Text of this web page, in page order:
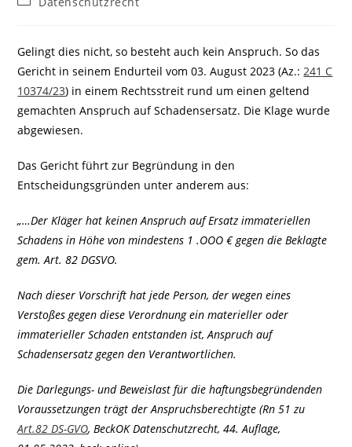
Gelingt dies nicht, so besteht auch kein Anspruch. So das
Gericht in seinem Endurteil vom 03. August 2023 (Az.:241 C
10374/23) in einem Rechtsstreit rund um einen geltend
gemachten Anspruch auf Schadensersatz. Die Klage wurde
abgewiesen.
Das Gericht führt zur Begründung in den
Entscheidungsgründen unter anderem aus:
„…Der Kläger hat keinen Anspruch auf Ersatz immateriellen
Schadens in Höhe von mindestens 1 .OOO € gegen die Beklagte
gem. Art. 82 DGSVO.
Nach dieser Vorschrift hat jede Person, der wegen eines
Verstoßes gegen diese Verordnung ein materieller oder
immaterieller Schaden entstanden ist, Anspruch auf
Schadensersatz gegen den Verantwortlichen.
Die Darlegungs- und Beweislast für die haftungsbegründenden
Voraussetzungen trägt der Anspruchsberechtigte (Rn 51 zu
Art.82 DS-GVO, BeckOK Datenschutzrecht, 44. Auflage,